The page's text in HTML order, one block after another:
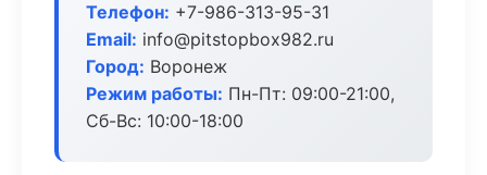
Телефон: +7-986-313-95-31
Email: info@pitstopbox982.ru
Город: Воронеж
Режим работы: Пн-Пт: 09:00-21:00,
Сб-Вс: 10:00-18:00